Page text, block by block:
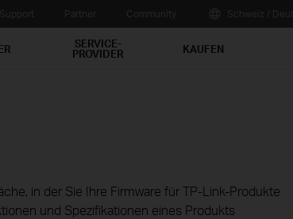
SERVICE-
PROVIDER KAUFEN
in der Sie Ihre Firmware für TP-Link-Produkte
und Spezifikationen eines Produkts